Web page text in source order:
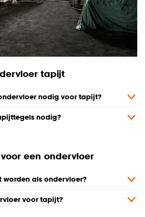
tapijt
nodig voor tapijt?
nodig?
een ondervloer
worden als ondervloer?
voor tapijt?